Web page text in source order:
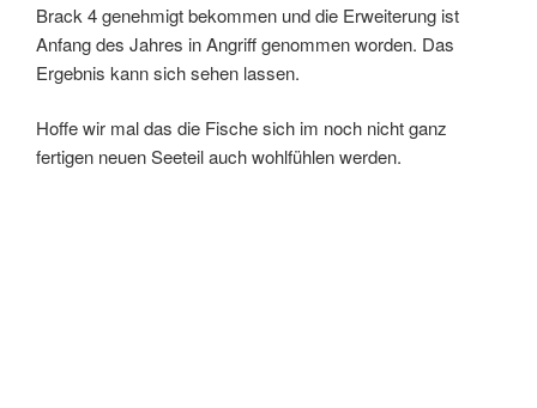
Brack 4 genehmigt bekommen und die Erweiterung ist
Anfang des Jahres in Angriff genommen worden. Das
Ergebnis kann sich sehen lassen.
Hoffe wir mal das die Fische sich im noch nicht ganz
fertigen neuen Seeteil auch wohlfühlen werden.